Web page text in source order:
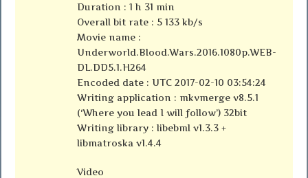
Duration : 1 h 31 min
Overall bit rate : 5 133 kb/s
Movie name :
Underworld.Blood.Wars.2016.1080p.WEB-
DL.DD5.1.H264
Encoded date : UTC 2017-02-10 03:54:24
Writing application : mkvmerge v8.5.1
(‘Where you lead I will follow’) 32bit
Writing library : libebml v1.3.3 +
libmatroska v1.4.4
Video